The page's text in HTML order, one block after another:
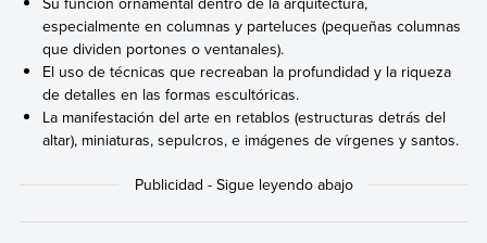
especialmente en columnas y parteluces (pequeñas columnas
que dividen portones o ventanales).
El uso de técnicas que recreaban la profundidad y la riqueza
de detalles en las formas escultóricas.
La manifestación del arte en retablos (estructuras detrás del
altar), miniaturas, sepulcros, e imágenes de vírgenes y santos.